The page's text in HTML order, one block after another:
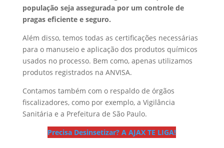
população seja assegurada por um controle de
pragas eficiente e seguro.
Além disso, temos todas as certificações necessárias
para o manuseio e aplicação dos produtos químicos
usados no processo. Bem como, apenas utilizamos
produtos registrados na ANVISA.
Contamos também com o respaldo de órgãos
fiscalizadores, como por exemplo, a Vigilância
Sanitária e a Prefeitura de São Paulo.
Precisa Desinsetizar? A AJAX TE LIGA!